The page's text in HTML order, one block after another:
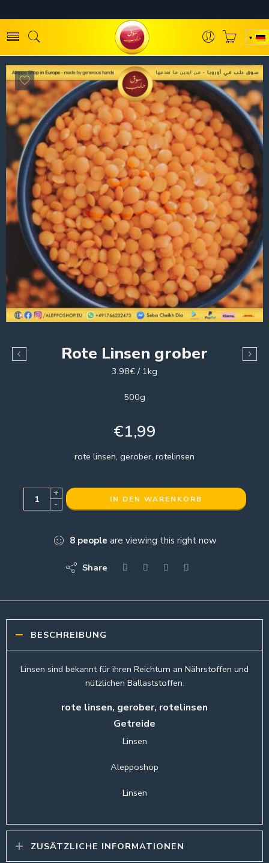
Rote Linsen grober
3.98€ / 1kg
500g
€1,99
rote linsen, gerober, rotelinsen
+
-
IN DEN WARENKORB
8 people are viewing this right now
Share
BESCHREIBUNG
Linsen sind bekannt für ihren Reichtum an Nährstoffen und
nützlichen Ballaststoffen.
rote linsen, gerober, rotelinsen
Getreide
Linsen
Alepposhop
Linsen
ZUSÄTZLICHE INFORMATIONEN